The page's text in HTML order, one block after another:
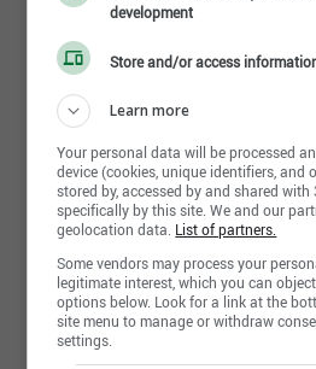
Vous avez une bonne
Vous avez une excellente
structure des aéronefs.
des réparations de
Vous avez de bonnes
résolution de problèmes.
d'excellentes
communication et de
interpersonnelles, d'un
l'engagement et d'une
Partager cette page
Plus d'offres
"Soutien en service
de conception / In-
Support - Design
development
Store and/or access
Learn more
Your personal data will be processed
device (cookies, unique identifiers, and
stored by, accessed by and shared with
specifically by this site. We and our
geolocation data. List of partners.
Some vendors may process your
legitimate interest, which you can
options below. Look for a link at the
site menu to manage or withdraw
settings.